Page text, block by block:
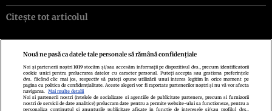
Citește tot articolul
Politica de confidenţialitatePolitica de cookiesTermeni şi condiţii
Echipa redacționalăContactSetări Cookies
Nouă ne pasă ca datele tale personale să rămână confidențiale
Noi și partenerii noștri1019 stocăm și/sau accesăm informații pe dispozitivul dvs., precum identificatorii
cookie unici pentru prelucrarea datelor cu caracter personal. Puteți accepta sau gestiona preferințele
dvs. făcând clic mai jos, respectiv vă puteți opune utilizării unui interes legitim în orice moment pe
pagina cu politica de confidențialitate. Aceste alegeri vor fi raportate partenerilor noștri și nu vă vor afecta
navigarea.
Mai multe detalii
Noi si partenerii nostri (retelele de socializare si agentiile de publicitate partenere, precum si furnizorii
nostri de servicii de date analitice) prelucram date pentru a permite website-ului sa functioneze, pentru a
personaliza continutul si anunturile publicitare afisate in functie de interesele si/sau profilul dvs.,